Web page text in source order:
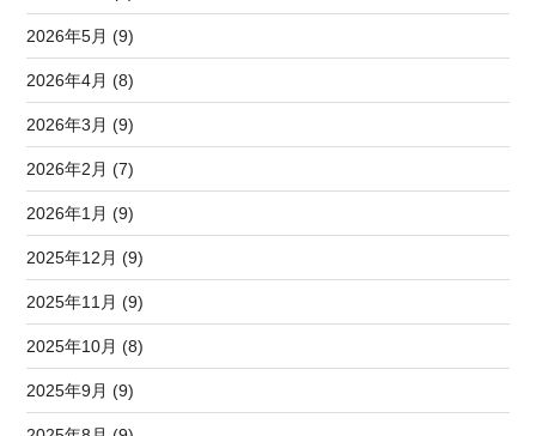
2026年5月 (9)
2026年4月 (8)
2026年3月 (9)
2026年2月 (7)
2026年1月 (9)
2025年12月 (9)
2025年11月 (9)
2025年10月 (8)
2025年9月 (9)